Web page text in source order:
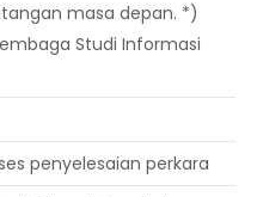
masa depan. *)
Studi Informasi
penyelesaian perkara